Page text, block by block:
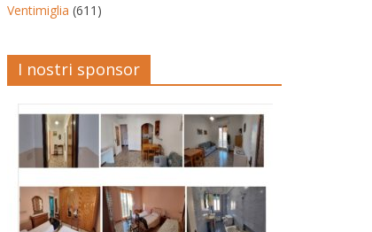
Ventimiglia (611)
I nostri sponsor